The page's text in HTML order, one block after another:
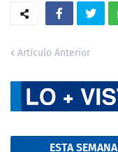
Artículo Anterior
ESTA SEMANA